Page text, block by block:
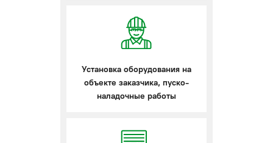
Установка оборудования на
объекте заказчика, пуско-
наладочные работы